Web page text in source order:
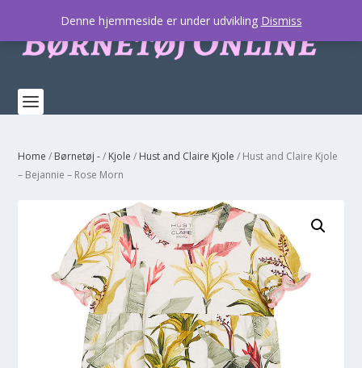
Home / Børnetøj -/ Kjole / Hust and Claire Kjole / Hust and Claire Kjole
– Bejannie – Rose Morn
Denne hjemmeside er under udvikling Dismiss